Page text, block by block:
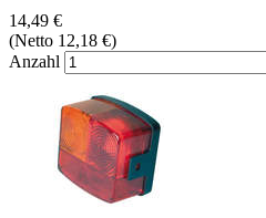
14,49 €
(Netto 12,18 €)
Anzahl